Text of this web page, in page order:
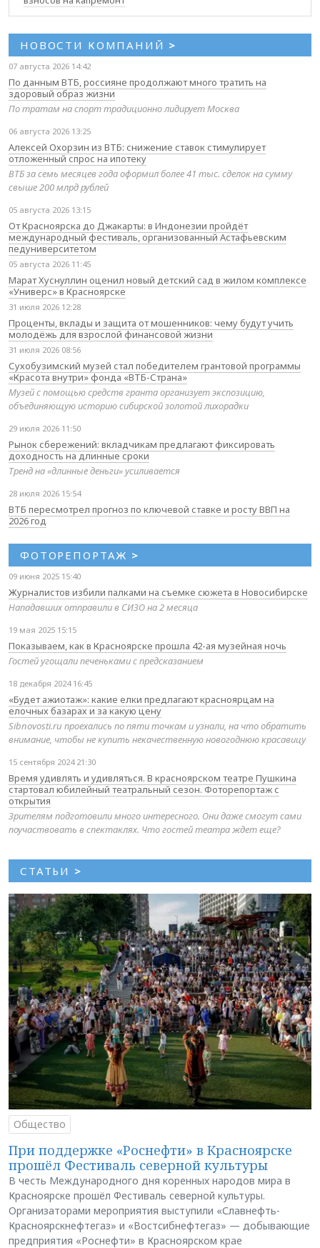
НОВОСТИ КОМПАНИЙ >
07 августа 2026 14:42
По данным ВТБ, россияне продолжают много тратить на
здоровый образ жизни
По тратам на спорт традиционно лидирует Москва
06 августа 2026 13:25
Алексей Охорзин из ВТБ: снижение ставок стимулирует
отложенный спрос на ипотеку
ВТБ за семь месяцев года оформил более 41 тыс. сделок на сумму
свыше 200 млрд рублей
05 августа 2026 13:15
От Красноярска до Джакарты: в Индонезии пройдёт
международный фестиваль, организованный Астафьевским
педуниверситетом
05 августа 2026 11:45
Марат Хуснуллин оценил новый детский сад в жилом комплексе
«Универс» в Красноярске
31 июля 2026 12:28
Проценты, вклады и защита от мошенников: чему будут учить
молодёжь для взрослой финансовой жизни
31 июля 2026 08:56
Сухобузимский музей стал победителем грантовой программы
«Красота внутри» фонда «ВТБ-Страна»
Музей с помощью средств гранта организует экспозицию,
объединяющую историю сибирской золотой лихорадки
29 июля 2026 11:50
Рынок сбережений: вкладчикам предлагают фиксировать
доходность на длинные сроки
Тренд на «длинные деньги» усиливается
28 июля 2026 15:54
ВТБ пересмотрел прогноз по ключевой ставке и росту ВВП на
2026 год
ФОТОРЕПОРТАЖ >
09 июня 2025 15:40
Журналистов избили палками на съемке сюжета в Новосибирске
Нападавших отправили в СИЗО на 2 месяца
19 мая 2025 15:15
Показываем, как в Красноярске прошла 42-ая музейная ночь
Гостей угощали печеньками с предсказанием
18 декабря 2024 16:45
«Будет ажиотаж»: какие елки предлагают красноярцам на
елочных базарах и за какую цену
Sibnovosti.ru проехались по пяти точкам и узнали, на что обратить
внимание, чтобы не купить некачественную новогоднюю красавицу
15 сентября 2024 21:30
Время удивлять и удивляться. В красноярском театре Пушкина
стартовал юбилейный театральный сезон. Фоторепортаж с
открытия
Зрителям подготовили много интересного. Они даже смогут сами
поучаствовать в спектаклях. Что гостей театра ждет еще?
СТАТЬИ >
Общество
При поддержке «Роснефти» в Красноярске
прошёл Фестиваль северной культуры
В честь Международного дня коренных народов мира в
Красноярске прошёл Фестиваль северной культуры.
Организаторами мероприятия выступили «Славнефть-
Красноярскнефтегаз» и «Востсибнефтегаз» — добывающие
предприятия «Роснефти» в Красноярском крае